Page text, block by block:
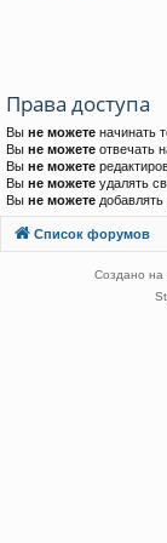
Права доступа
Вы не можете начинать
Вы не можете отвечать
Вы не можете
Вы не можете удалять
Вы не можете
Список форумов
Связаться с
Создано на